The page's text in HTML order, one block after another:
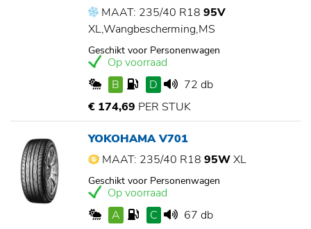
MAAT: 235/40 R18 95V
XL,Wangbescherming,MS
Geschikt voor Personenwagen
Op voorraad
B
D
72 db
€ 174,69 PER STUK
YOKOHAMA V701
MAAT: 235/40 R18 95WXL
Geschikt voor Personenwagen
Op voorraad
A
C
67 db